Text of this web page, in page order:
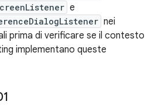
e
nei
prima di verificare se il contesto
implementano queste